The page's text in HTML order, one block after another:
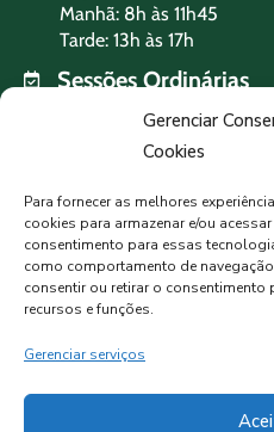
Gerenciar
Cookies
Para fornecer as melhores
cookies para armazenar e/ou
consentimento para essas
como comportamento de
consentir ou retirar o consentimento
recursos e funções.
Gerenciar serviços
Manhã: 8h às 11h45
Tarde: 13h às 17h
Sessões Ordinárias
PREVISÃO DO
7°C